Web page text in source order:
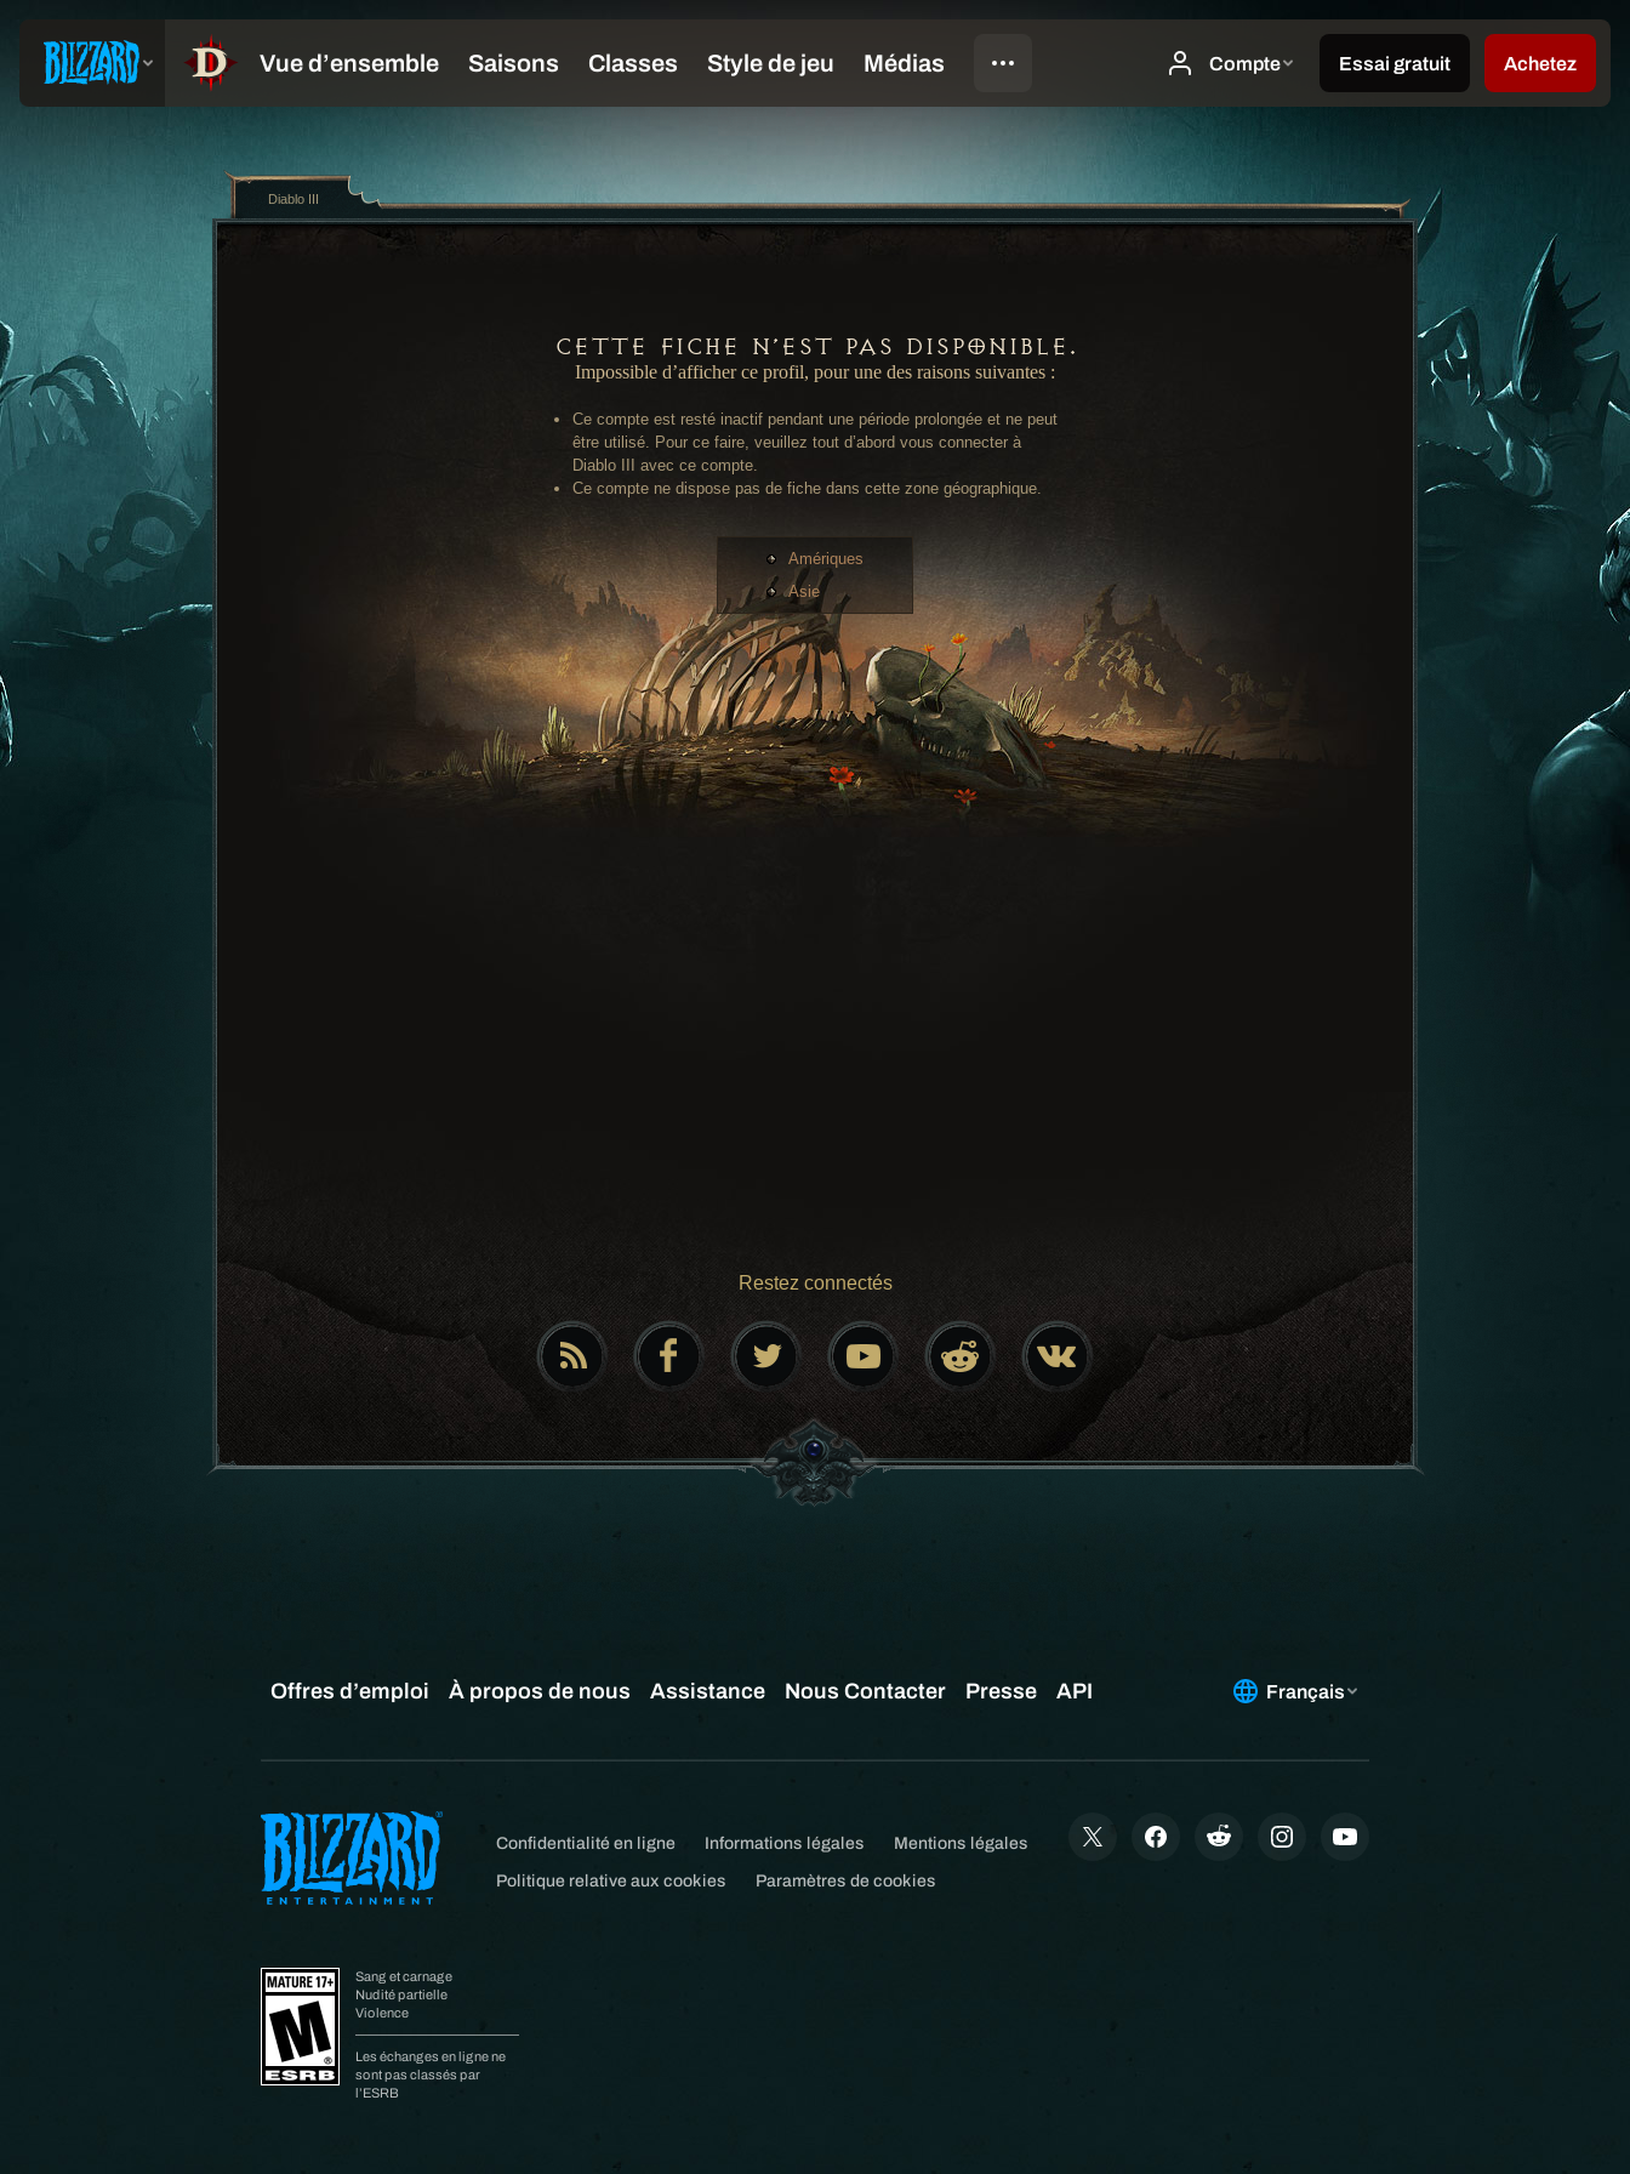
Cette fiche n’est pas disponible.
Impossible d’afficher ce profil, pour une des raisons suivantes :
Ce compte est resté inactif pendant une période prolongée et ne peut
être utilisé. Pour ce faire, veuillez tout d’abord vous connecter à
Diablo III avec ce compte.
Ce compte ne dispose pas de fiche dans cette zone géographique.
Amériques
Asie
Restez connectés
Diablo III